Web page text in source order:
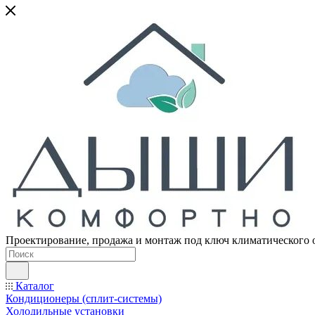
Проектирование, продажа и монтаж под ключ климатического
Каталог
Кондиционеры (сплит-системы)
Холодильные установки